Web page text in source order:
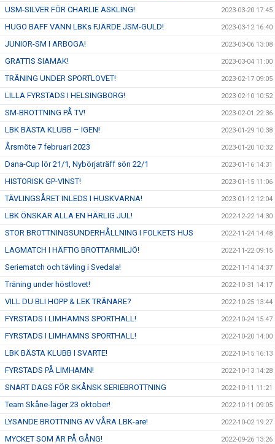
USM-SILVER FÖR CHARLIE ASKLING! 2023-03-20 17:45
HUGO BAFF VANN LBKs FJÄRDE JSM-GULD! 2023-03-12 16:40
JUNIOR-SM I ARBOGA! 2023-03-06 13:08
GRATTIS SIAMAK! 2023-03-04 11:00
TRÄNING UNDER SPORTLOVET! 2023-02-17 09:05
LILLA FYRSTADS I HELSINGBORG! 2023-02-10 10:52
SM-BROTTNING PÅ TV! 2023-02-01 22:36
LBK BÄSTA KLUBB – IGEN! 2023-01-29 10:38
Årsmöte 7 februari 2023 2023-01-20 10:32
Dana-Cup lör 21/1, Nybörjaträff sön 22/1 2023-01-16 14:31
HISTORISK GP-VINST! 2023-01-15 11:06
TÄVLINGSÅRET INLEDS I HUSKVARNA! 2023-01-12 12:04
LBK ÖNSKAR ALLA EN HÄRLIG JUL! 2022-12-22 14:30
STOR BROTTNINGSUNDERHÅLLNING I FOLKETS HUS 2022-11-24 14:48
LAGMATCH I HÄFTIG BROTTARMILJÖ! 2022-11-22 09:15
Seriematch och tävling i Svedala! 2022-11-14 14:37
Träning under höstlovet! 2022-10-31 14:17
VILL DU BLI HOPP & LEK TRÄNARE? 2022-10-25 13:44
FYRSTADS I LIMHAMNS SPORTHALL! 2022-10-24 15:47
FYRSTADS I LIMHAMNS SPORTHALL! 2022-10-20 14:00
LBK BÄSTA KLUBB I SVARTE! 2022-10-15 16:13
FYRSTADS PÅ LIMHAMN! 2022-10-13 14:28
SNART DAGS FÖR SKÅNSK SERIEBROTTNING 2022-10-11 11:21
Team Skåne-läger 23 oktober! 2022-10-11 09:05
LYSANDE BROTTNING AV VÅRA LBK-are! 2022-10-02 19:27
MYCKET SOM ÄR PÅ GÅNG! 2022-09-26 13:26